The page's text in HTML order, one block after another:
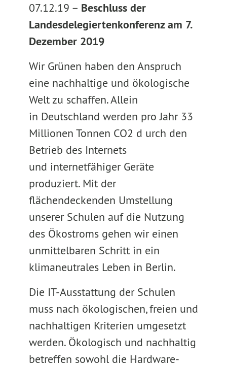
07.12.19 – Beschluss der
Landesdelegiertenkonferenz am 7.
Dezember 2019
Wir Grünen haben den Anspruch
eine nachhaltige und ökologische
Welt zu schaffen. Allein
in Deutschland werden pro Jahr 33
Millionen Tonnen ​CO2 d​ urch den
Betrieb des Internets
und internetfähiger Geräte
produziert. Mit der
flächendeckenden Umstellung
unserer Schulen auf die Nutzung
des Ökostroms gehen wir einen
unmittelbaren Schritt in ein
klimaneutrales Leben in Berlin.
Die IT-Ausstattung der Schulen
muss nach ökologischen, freien und
nachhaltigen Kriterien umgesetzt
werden. Ökologisch und nachhaltig
betreffen sowohl die Hardware-